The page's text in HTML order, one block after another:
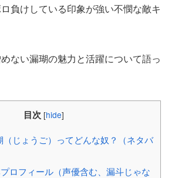
負けしている印象が強い不憫な敵キ
ない漏瑚の魅力と活躍について語っ
目次 [hide]
（じょうご）ってどんな奴？（ネタバ
ロフィール（声優含む、漏斗じゃな